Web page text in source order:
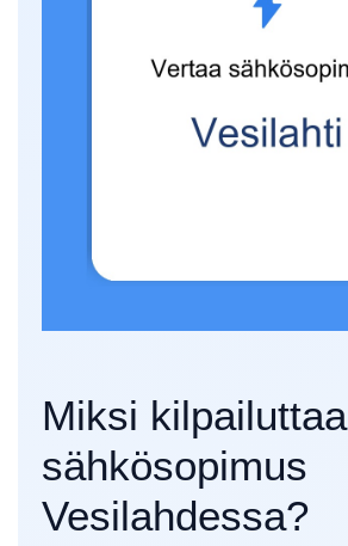
Miksi kilpailuttaa
sähkösopimus
Vesilahdessa?